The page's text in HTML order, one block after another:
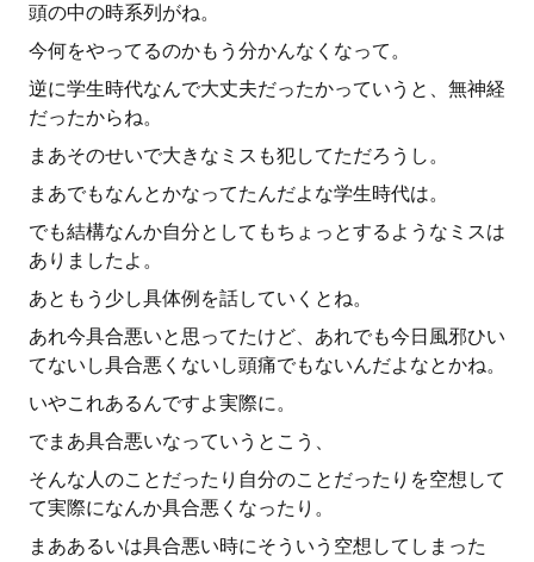
頭の中の時系列がね。
今何をやってるのかもう分かんなくなって。
逆に学生時代なんで大丈夫だったかっていうと、無神経
だったからね。
まあそのせいで大きなミスも犯してただろうし。
まあでもなんとかなってたんだよな学生時代は。
でも結構なんか自分としてもちょっとするようなミスは
ありましたよ。
あともう少し具体例を話していくとね。
あれ今具合悪いと思ってたけど、あれでも今日風邪ひい
てないし具合悪くないし頭痛でもないんだよなとかね。
いやこれあるんですよ実際に。
でまあ具合悪いなっていうとこう、
そんな人のことだったり自分のことだったりを空想して
て実際になんか具合悪くなったり。
まああるいは具合悪い時にそういう空想してしまった